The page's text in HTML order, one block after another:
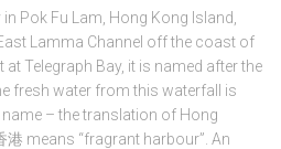
Pok Fu Lam, Hong Kong Island,
Lamma Channel off the coast of
Telegraph Bay, it is named after the
fresh water from this waterfall is
– the translation of Hong
港 means “fragrant harbour”. An